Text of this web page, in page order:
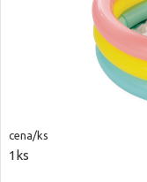
cena/ks
1ks